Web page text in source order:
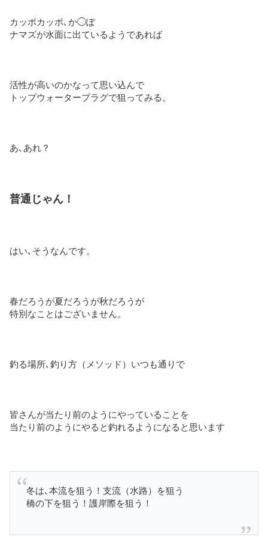
カッポカッポ､か◯ぽ
ナマズが水面に出ているようであれば
活性が高いのかなって思い込んで
トップウォータープラグで狙ってみる。
あ､あれ？
普通じゃん！
はい､そうなんです。
春だろうが夏だろうが秋だろうが
特別なことはございません。
釣る場所､釣り方（メソッド）いつも通りで
皆さんが当たり前のようにやっていることを
当たり前のようにやると釣れるようになると思います
冬は､本流を狙う！支流（水路）を狙う
橋の下を狙う！護岸際を狙う！